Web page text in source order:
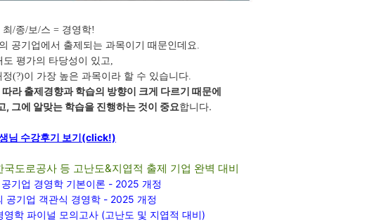
/종/보/스 = 경영학!
공기업에서 출제되는 과목이기 때문인데요.
평가의 타당성이 있고,
(?)이 가장 높은 과목이라 할 수 있습니다.
라 출제경향과 학습의 방향이 크게 다르기 때문에
그에 알맞는 학습을 진행하는 것이 중요합니다.
님 수강후기 보기(click!)
국도로공사 등 고난도&지엽적 출제 기업 완벽 대비
기업 경영학 기본이론 - 2025 개정
기업 객관식 경영학 - 2025 개정
학 파이널 모의고사 (고난도 및 지엽적 대비)